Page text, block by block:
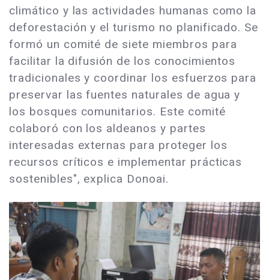
climático y las actividades humanas como la
deforestación y el turismo no planificado. Se
formó un comité de siete miembros para
facilitar la difusión de los conocimientos
tradicionales y coordinar los esfuerzos para
preservar las fuentes naturales de agua y
los bosques comunitarios. Este comité
colaboró con los aldeanos y partes
interesadas externas para proteger los
recursos críticos e implementar prácticas
sostenibles", explica Donoai.